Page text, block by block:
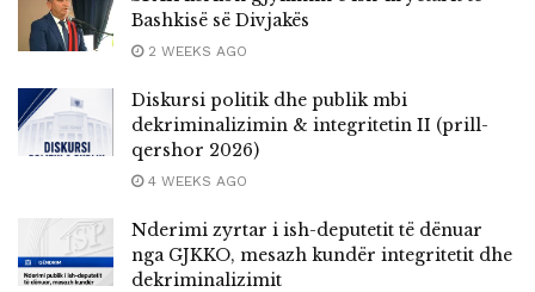
Bashkisë së Divjakës
2 WEEKS AGO
Diskursi politik dhe publik mbi
dekriminalizimin & integritetin II (prill-
qershor 2026)
4 WEEKS AGO
Nderimi zyrtar i ish-deputetit të dënuar
nga GJKKO, mesazh kundër integritetit dhe
dekriminalizimit